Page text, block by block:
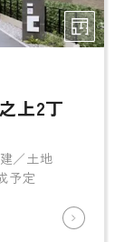
上2丁
／土地
予定